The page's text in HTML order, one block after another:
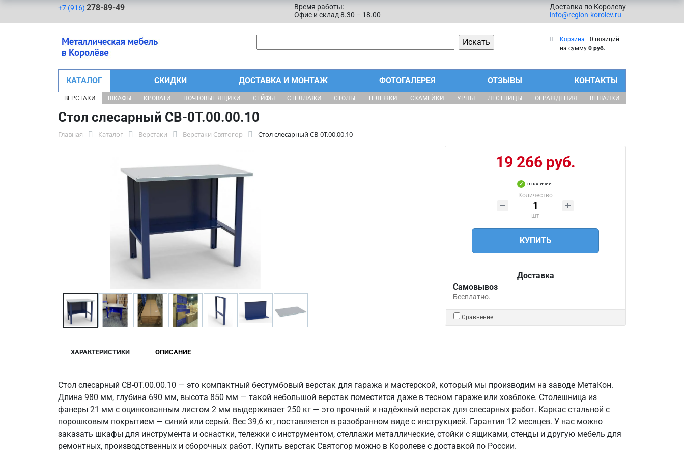
+7 (916) 278-89-49
Время работы:
Офис и склад 8.30 – 18.00
Доставка по Королеву
info@region-korolev.ru
Корзина
0 позиций
на сумму 0 руб.
КАТАЛОГ СКИДКИ ДОСТАВКА И МОНТАЖ ФОТОГАЛЕРЕЯ ОТЗЫВЫ КОНТАКТЫ
ВЕРСТАКИ ШКАФЫ КРОВАТИ ПОЧТОВЫЕ ЯЩИКИ СЕЙФЫ СТЕЛЛАЖИ СТОЛЫ ТЕЛЕЖКИ СКАМЕЙКИ УРНЫ ЛЕСТНИЦЫ ОГРАЖДЕНИЯ ВЕШАЛКИ
Стол слесарный СВ-0Т.00.00.10
Главная Каталог Верстаки Верстаки Святогор Стол слесарный СВ-0Т.00.00.10
19 266 руб.
в наличии
Количество
шт
КУПИТЬ
Доставка
Самовывоз
Бесплатно.
Сравнение
ХАРАКТЕРИСТИКИ ОПИСАНИЕ
Стол слесарный СВ-0Т.00.00.10 — это компактный бестумбовый верстак для гаража и мастерской, который мы производим на заводе МетаКон.
Длина 980 мм, глубина 690 мм, высота 850 мм — такой небольшой верстак поместится даже в тесном гараже или хозблоке. Столешница из
фанеры 21 мм с оцинкованным листом 2 мм выдерживает 250 кг — это прочный и надёжный верстак для слесарных работ. Каркас стальной с
порошковым покрытием — синий или серый. Вес 39,6 кг, поставляется в разобранном виде с инструкцией. Гарантия 12 месяцев. У нас можно
заказать шкафы для инструмента и оснастки, тележки с инструментом, стеллажи металлические, стойки с ящиками, стенды и другую мебель для
ремонтных, производственных и сборочных работ. Купить верстак Святогор можно в Королеве с доставкой по России.